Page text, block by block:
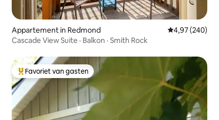
Appartement in Redmond Gemiddelde
4,97 (240)
Cascade View Suite · Balkon · Smith Rock
Topfavoriet van gasten
Favoriet van gasten